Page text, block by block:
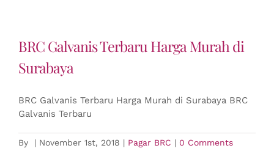
BRC Galvanis Terbaru Harga Murah di
Surabaya
BRC Galvanis Terbaru Harga Murah di Surabaya BRC
Galvanis Terbaru
By | November 1st, 2018 | Pagar BRC | 0 Comments